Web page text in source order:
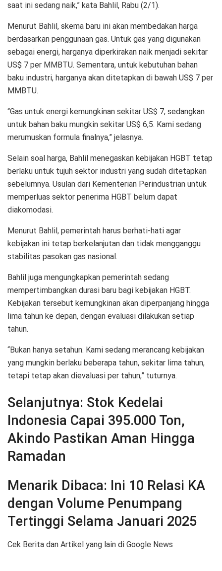
saat ini sedang naik,” kata Bahlil, Rabu (2/1).
Menurut Bahlil, skema baru ini akan membedakan harga
berdasarkan penggunaan gas. Untuk gas yang digunakan
sebagai energi, harganya diperkirakan naik menjadi sekitar
US$ 7 per MMBTU. Sementara, untuk kebutuhan bahan
baku industri, harganya akan ditetapkan di bawah US$ 7 per
MMBTU.
“Gas untuk energi kemungkinan sekitar US$ 7, sedangkan
untuk bahan baku mungkin sekitar US$ 6,5. Kami sedang
merumuskan formula finalnya,” jelasnya.
Selain soal harga, Bahlil menegaskan kebijakan HGBT tetap
berlaku untuk tujuh sektor industri yang sudah ditetapkan
sebelumnya. Usulan dari Kementerian Perindustrian untuk
memperluas sektor penerima HGBT belum dapat
diakomodasi.
Menurut Bahlil, pemerintah harus berhati-hati agar
kebijakan ini tetap berkelanjutan dan tidak mengganggu
stabilitas pasokan gas nasional.
Bahlil juga mengungkapkan pemerintah sedang
mempertimbangkan durasi baru bagi kebijakan HGBT.
Kebijakan tersebut kemungkinan akan diperpanjang hingga
lima tahun ke depan, dengan evaluasi dilakukan setiap
tahun.
“Bukan hanya setahun. Kami sedang merancang kebijakan
yang mungkin berlaku beberapa tahun, sekitar lima tahun,
tetapi tetap akan dievaluasi per tahun,” tuturnya.
Selanjutnya: Stok Kedelai
Indonesia Capai 395.000 Ton,
Akindo Pastikan Aman Hingga
Ramadan
Menarik Dibaca: Ini 10 Relasi KA
dengan Volume Penumpang
Tertinggi Selama Januari 2025
Cek Berita dan Artikel yang lain di Google News